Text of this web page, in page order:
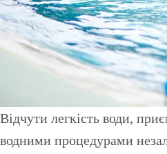
Відчути легкість води, приємне тепло, коли за вікном прохолодно — справжнє задоволення. Підігрітий басейн дозволяє насолоджуватися плаванням та
водними процедурами